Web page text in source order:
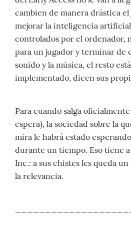
cambien de manera drástica el
mejorar la inteligencia
controlados por el ordenador,
para un jugador y terminar de
sonido y la música, el resto
implementado, dicen sus
Para cuando salga
espera), la sociedad sobre la
mira le habrá estado
durante un tiempo. Eso tiene
Inc.: a sus chistes les queda
la relevancia.